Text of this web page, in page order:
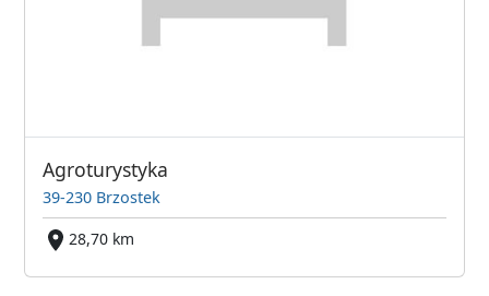
Agroturystyka
39-230 Brzostek
28,70 km